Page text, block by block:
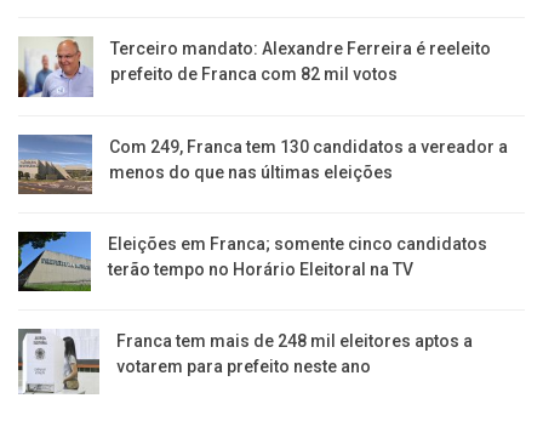
Terceiro mandato: Alexandre Ferreira é reeleito
prefeito de Franca com 82 mil votos
Com 249, Franca tem 130 candidatos a vereador a
menos do que nas últimas eleições
Eleições em Franca; somente cinco candidatos
terão tempo no Horário Eleitoral na TV
Franca tem mais de 248 mil eleitores aptos a
votarem para prefeito neste ano